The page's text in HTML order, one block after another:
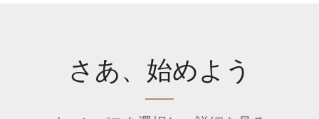
さあ、始めよう